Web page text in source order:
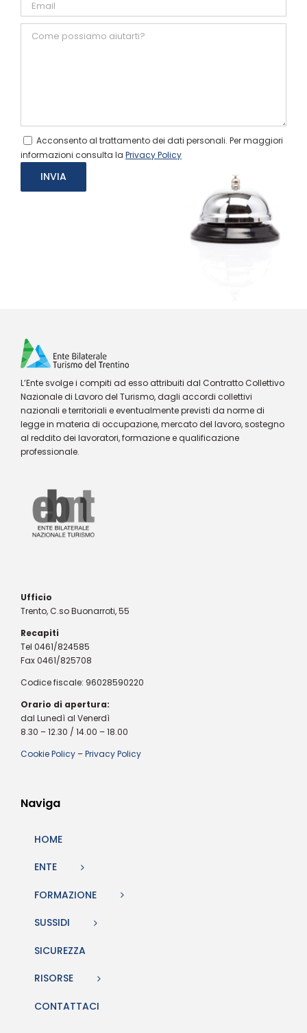
Acconsento al trattamento dei dati personali. Per maggiori
informazioni consulta la Privacy Policy
L’Ente svolge i compiti ad esso attribuiti dal Contratto Collettivo
Nazionale di Lavoro del Turismo, dagli accordi collettivi
nazionali e territoriali e eventualmente previsti da norme di
legge in materia di occupazione, mercato del lavoro, sostegno
al reddito dei lavoratori, formazione e qualificazione
professionale.
Ufficio
Trento, C.so Buonarroti, 55
Recapiti
Tel 0461/824585
Fax 0461/825708
Codice fiscale: 96028590220
Orario di apertura:
dal Lunedì al Venerdì
8.30 – 12.30 / 14.00 – 18.00
Cookie Policy –Privacy Policy
Naviga
HOME
ENTE
FORMAZIONE
SUSSIDI
SICUREZZA
RISORSE
CONTATTACI